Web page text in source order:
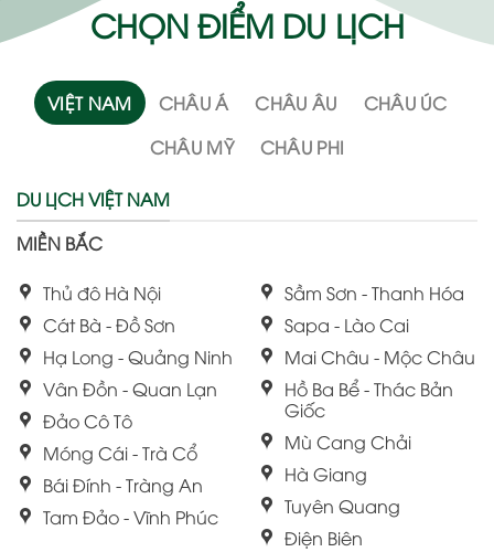
CHỌN ĐIỂM DU LỊCH
VIỆT NAM CHÂU Á CHÂU ÂU
CHÂU ÚC
CHÂU MỸ
CHÂU PHI
DU LỊCH VIỆT NAM
MIỀN BẮC
Thủ đô Hà Nội
Cát Bà - Đồ Sơn
Hạ Long - Quảng Ninh
Vân Đồn - Quan Lạn
Đảo Cô Tô
Móng Cái - Trà Cổ
Bái Đính - Tràng An
Tam Đảo - Vĩnh Phúc
Sầm Sơn - Thanh Hóa
Sapa - Lào Cai
Mai Châu - Mộc Châu
Hồ Ba Bể - Thác Bản
Giốc
Mù Cang Chải
Hà Giang
Tuyên Quang
Điện Biên